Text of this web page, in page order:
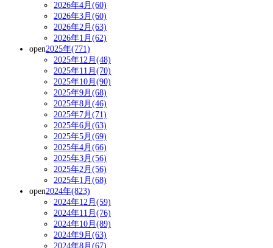
2026年4月(60)
2026年3月(60)
2026年2月(63)
2026年1月(62)
open2025年(771)
2025年12月(48)
2025年11月(70)
2025年10月(90)
2025年9月(68)
2025年8月(46)
2025年7月(71)
2025年6月(63)
2025年5月(69)
2025年4月(66)
2025年3月(56)
2025年2月(56)
2025年1月(68)
open2024年(823)
2024年12月(59)
2024年11月(76)
2024年10月(89)
2024年9月(63)
2024年8月(67)